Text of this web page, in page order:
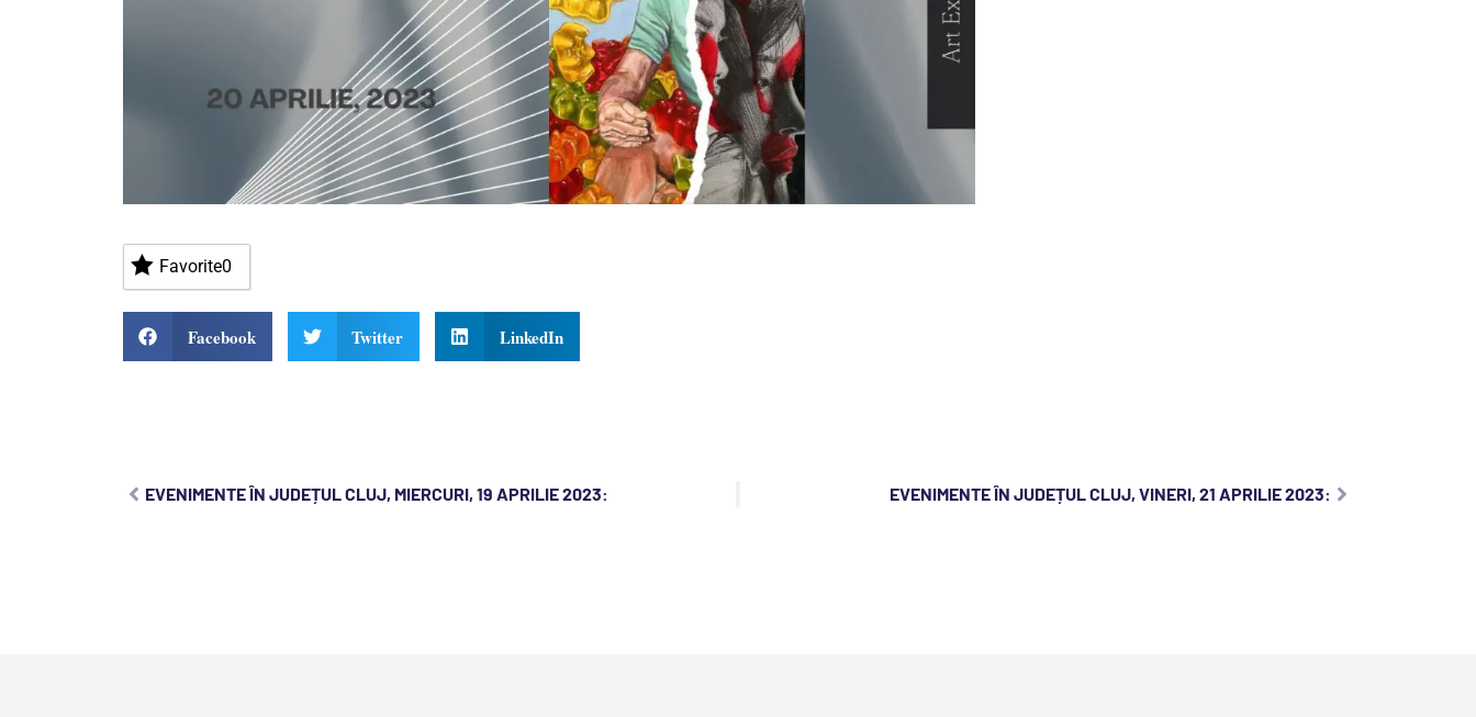
Favorite0
Facebook Twitter LinkedIn
EVENIMENTE ÎN JUDEȚUL CLUJ, MIERCURI, 19 APRILIE 2023: EVENIMENTE ÎN JUDEȚUL CLUJ, VINERI, 21 APRILIE 2023: